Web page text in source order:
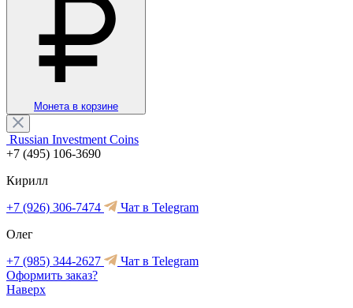
Монета в корзине
Russian Investment Coins
+7 (495) 106-3690
Кирилл
+7 (926) 306-7474
Чат в Telegram
Олег
+7 (985) 344-2627
Чат в Telegram
Оформить заказ?
Наверх